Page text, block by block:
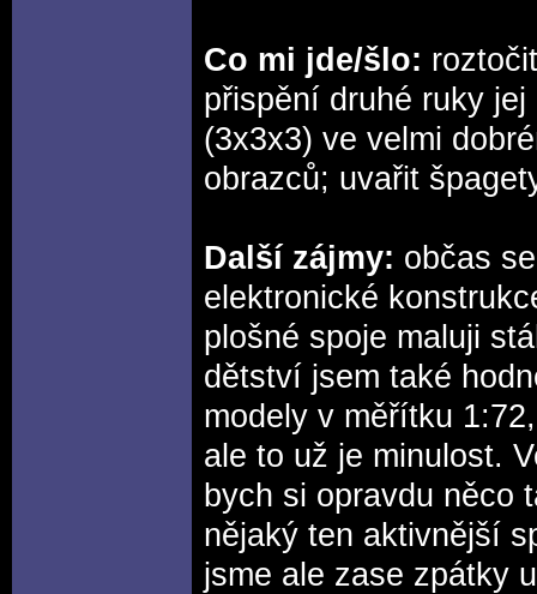
Co mi jde/šlo:
přispění druhé ruky
(3x3x3) ve velmi
obrazců; uvařit
Další zájmy: občas
elektronické
plošné spoje maluji
dětství jsem také
modely v měřítku
ale to už je minulost.
bych si opravdu něco
nějaký ten aktivnější
jsme ale zase zpátky